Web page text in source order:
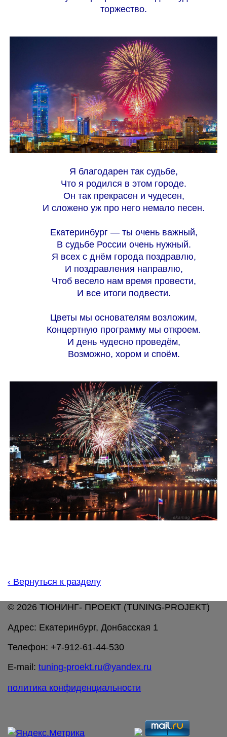
торжество.
Я благодарен так судьбе,
Что я родился в этом городе.
Он так прекрасен и чудесен,
И сложено уж про него немало песен.
Екатеринбург — ты очень важный,
В судьбе России очень нужный.
Я всех с днём города поздравлю,
И поздравления направлю,
Чтоб весело нам время провести,
И все итоги подвести.
Цветы мы основателям возложим,
Концертную программу мы откроем.
И день чудесно проведём,
Возможно, хором и споём.
‹ Вернуться к разделу
© 2026 ТЮНИНГ- ПРОЕКТ (TUNING-PROJEKT)
Адрес: Екатеринбург, Донбасская 1
Телефон: +7-912-61-44-530
E-mail: tuning-proekt.ru@yandex.ru
политика конфиденциальности